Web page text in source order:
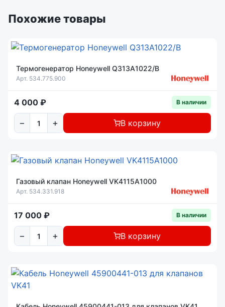
Похожие товары
Термогенератор Honeywell Q313A1022/B
Арт. 534.775.900
4 000 ₽ В наличии
− + В корзину
Газовый клапан Honeywell VK4115A1000
Арт. 534.331.918
17 000 ₽ В наличии
− + В корзину